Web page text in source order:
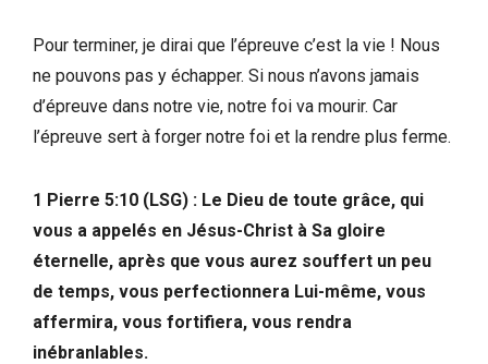
Pour terminer, je dirai que l’épreuve c’est la vie ! Nous
ne pouvons pas y échapper. Si nous n’avons jamais
d’épreuve dans notre vie, notre foi va mourir. Car
l’épreuve sert à forger notre foi et la rendre plus ferme.
1 Pierre 5:10 (LSG) : Le Dieu de toute grâce, qui
vous a appelés en Jésus-Christ à Sa gloire
éternelle, après que vous aurez souffert un peu
de temps, vous perfectionnera Lui-même, vous
affermira, vous fortifiera, vous rendra
inébranlables.